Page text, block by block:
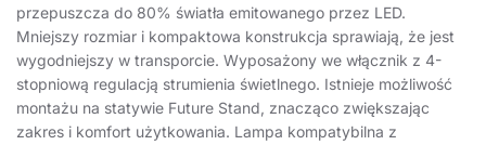
przepuszcza do 80% światła emitowanego przez LED.
Mniejszy rozmiar i kompaktowa konstrukcja sprawiają, że jest
wygodniejszy w transporcie. Wyposażony we włącznik z 4-
stopniową regulacją strumienia świetlnego. Istnieje możliwość
montażu na statywie Future Stand, znacząco zwiększając
zakres i komfort użytkowania. Lampa kompatybilna z